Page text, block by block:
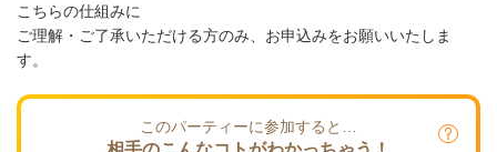
こちらの仕組みに
ご理解・ご了承いただける方のみ、お申込みをお願いいたしま
す。
このパーティーに参加すると…